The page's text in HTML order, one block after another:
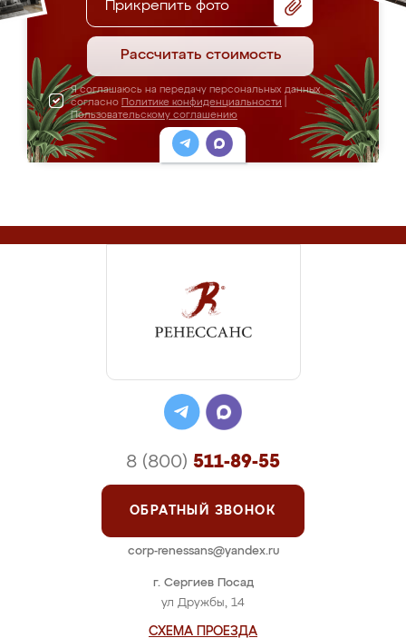
Прикрепить фото
Рассчитать стоимость
Я соглашаюсь на передачу персональных данных
согласно Политике конфиденциальности
Пользовательскому соглашению
г. Сергиев Посад
ул Дружбы, 14
СХЕМА ПРОЕЗДА
8 (800) 511-89-55
ОБРАТНЫЙ ЗВОНОК
corp-renessans@yandex.ru